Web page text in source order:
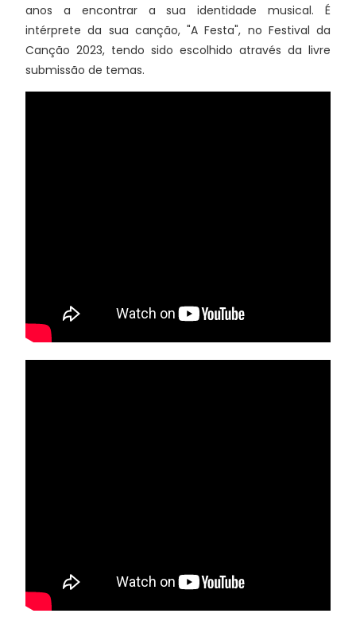
anos a encontrar a sua identidade musical. É
intérprete da sua canção, "A Festa", no Festival da
Canção 2023, tendo sido escolhido através da livre
submissão de temas.